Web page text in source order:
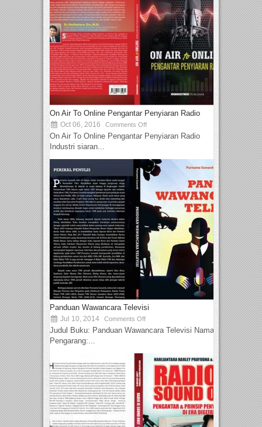
On Air To Online Pengantar Penyiaran Radio
Oct 06, 2016 Comments Off
On Air To Online Pengantar Penyiaran Radio
Industri siaran...
Panduan Wawancara Televisi
Jul 10, 2014 Comments Off
Judul Buku: Panduan Wawancara Televisi Nama
Pengarang:...